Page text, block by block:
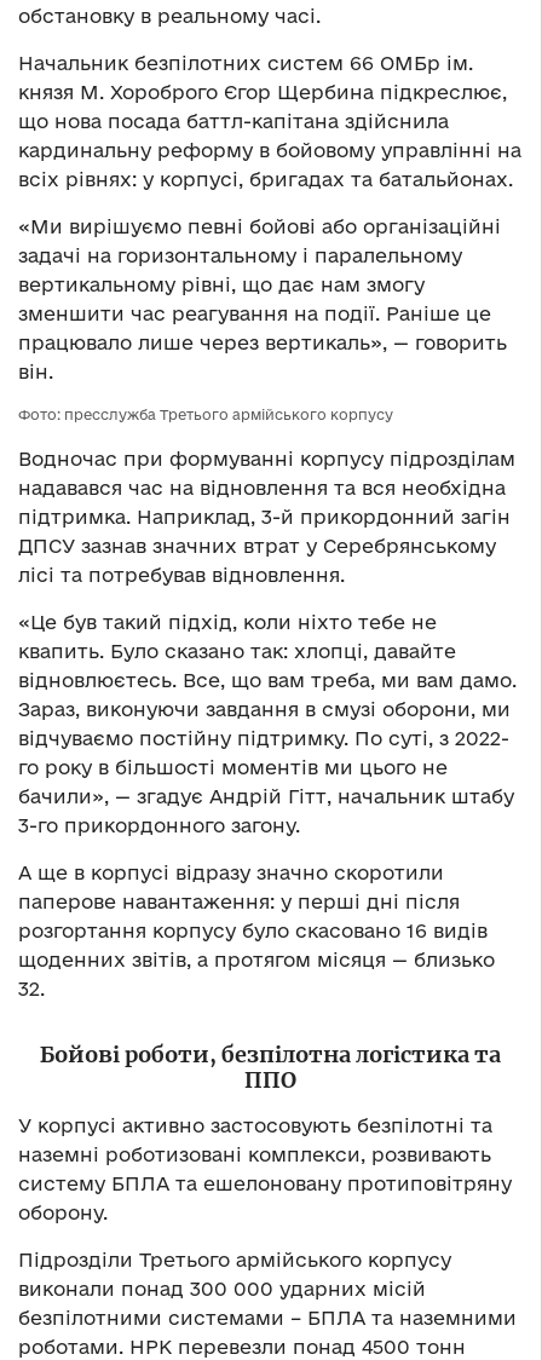
обстановку в реальному часі.
Начальник безпілотних систем 66 ОМБр ім.
князя М. Хороброго Єгор Щербина підкреслює,
що нова посада баттл-капітана здійснила
кардинальну реформу в бойовому управлінні на
всіх рівнях: у корпусі, бригадах та батальйонах.
«Ми вирішуємо певні бойові або організаційні
задачі на горизонтальному і паралельному
вертикальному рівні, що дає нам змогу
зменшити час реагування на події. Раніше це
працювало лише через вертикаль», — говорить
він.
Фото: пресслужба Третього армійського корпусу
Водночас при формуванні корпусу підрозділам
надавався час на відновлення та вся необхідна
підтримка. Наприклад, 3-й прикордонний загін
ДПСУ зазнав значних втрат у Серебрянському
лісі та потребував відновлення.
«Це був такий підхід, коли ніхто тебе не
квапить. Було сказано так: хлопці, давайте
відновлюєтесь. Все, що вам треба, ми вам дамо.
Зараз, виконуючи завдання в смузі оборони, ми
відчуваємо постійну підтримку. По суті, з 2022-
го року в більшості моментів ми цього не
бачили», — згадує Андрій Гітт, начальник штабу
3-го прикордонного загону.
А ще в корпусі відразу значно скоротили
паперове навантаження: у перші дні після
розгортання корпусу було скасовано 16 видів
щоденних звітів, а протягом місяця — близько
32.
Бойові роботи, безпілотна логістика та
ППО
У корпусі активно застосовують безпілотні та
наземні роботизовані комплекси, розвивають
систему БПЛА та ешелоновану протиповітряну
оборону.
Підрозділи Третього армійського корпусу
виконали понад 300 000 ударних місій
безпілотними системами – БПЛА та наземними
роботами. НРК перевезли понад 4500 тонн